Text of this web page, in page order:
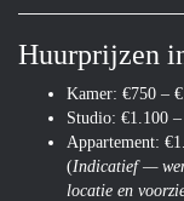
Huurprijzen
Kamer: €750 –
Studio: €1.100
Appartement:
(Indicatief —
locatie en